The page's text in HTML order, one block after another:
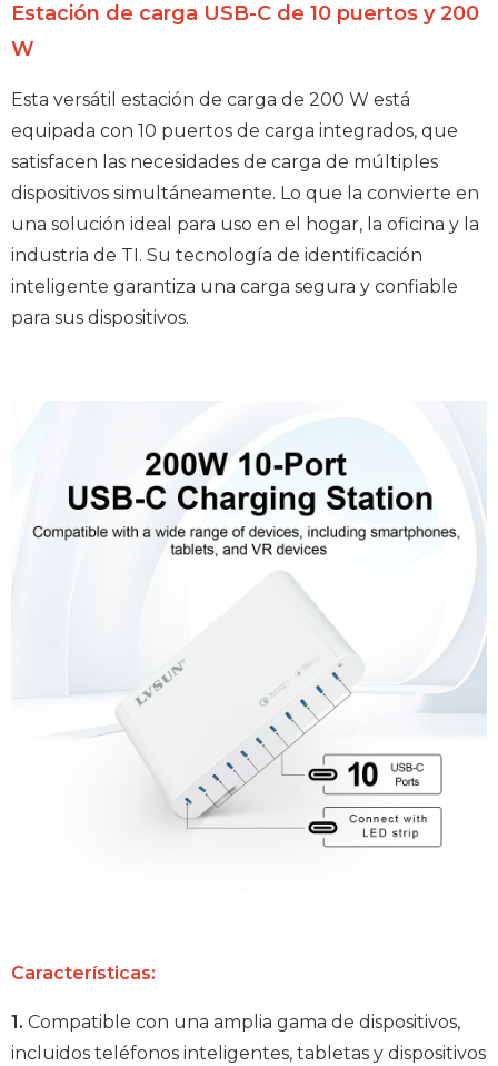
Estación de carga USB-C de 10 puertos y 200
W
Esta versátil estación de carga de 200 W está
equipada con 10 puertos de carga integrados, que
satisfacen las necesidades de carga de múltiples
dispositivos simultáneamente. Lo que la convierte en
una solución ideal para uso en el hogar, la oficina y la
industria de TI. Su tecnología de identificación
inteligente garantiza una carga segura y confiable
para sus dispositivos.
Características:
1. Compatible con una amplia gama de dispositivos,
incluidos teléfonos inteligentes, tabletas y dispositivos